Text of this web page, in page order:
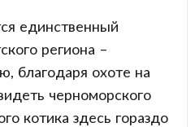
единственный
региона –
благодаря охоте на
черноморского
котика здесь гораздо